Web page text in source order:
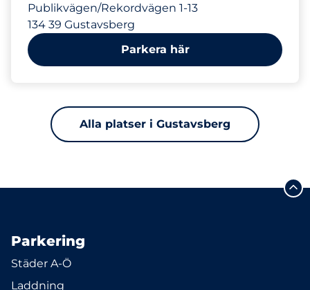
Publikvägen/Rekordvägen 1-13
134 39 Gustavsberg
Parkera här
Alla platser i Gustavsberg
Parkering
Städer A-Ö
Laddning